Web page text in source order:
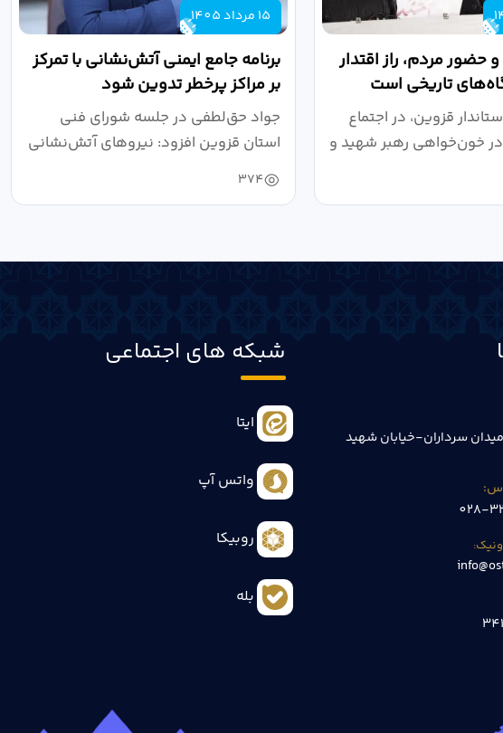
حضور مردم، راز اقتدار
تاریخی است
قزوین، در اجتماع
خون‌خواهی رهبر شهید و
15 مرداد 1405
برنامه جامع ایمنی آتش‌نشانی با تمرکز
بر مراکز پرخطر تدوین شود
جواد حق‌لطفی در جلسه شورای فنی
استان قزوین افزود: نیروهای آتش‌نشانی
طی سال...
374
سرداران-خیابان شهید
028-
شبکه های اجتماعی
ایتا
واتس آپ
روبیکا
بله